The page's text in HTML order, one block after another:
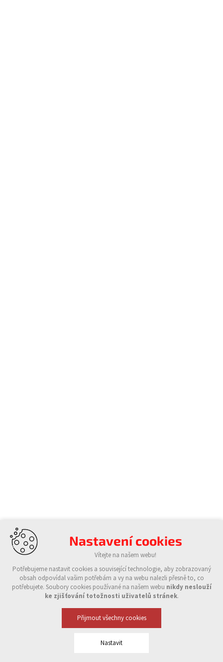
Nastavení cookies
Vítejte na našem webu!
Potřebujeme nastavit cookies a související technologie, aby zobrazovaný
obsah odpovídal vašim potřebám a vy na webu nalezli přesně to, co
potřebujete. Soubory cookies používané na našem webu nikdy neslouží
ke zjišťování totožnosti uživatelů stránek.
Přijmout všechny cookies
Nastavit